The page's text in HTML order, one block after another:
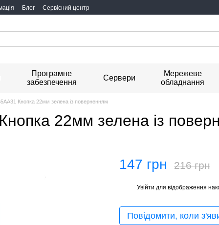
Блог Сервісний центр
Програмне
забезпечення
Сервери
Мережеве
обладнання
Кнопка 22мм зелена із поверненням
22мм зелена із
147 грн 216 грн
Увійти для відображення
Повідомити, коли